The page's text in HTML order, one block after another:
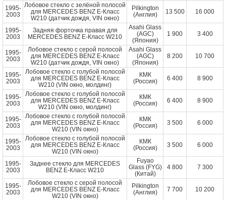
1995-
2003
Лобовое стекло с зелёной полосой
для MERCEDES BENZ E-Класс
W210 (датчик дождя, VIN окно)
Pilkington
(Англия)
13 500 16 000
1995-
2003
Задняя форточка правая для
MERCEDES BENZ E-Класс W210
Asahi Glass
(AGC)
(Япония)
1 900 3 400
1995-
2003
Лобовое стекло с серой полосой
для MERCEDES BENZ E-Класс
W210 (датчик дождя, VIN окно)
Asahi Glass
(AGC)
(Япония)
8 200 10 700
1995-
2003
Лобовое стекло с голубой полосой
для MERCEDES BENZ E-Класс
W210 (VIN окно, молдинг)
КМК
(Россия)
6 400 8 900
1995-
2003
Лобовое стекло с голубой полосой
для MERCEDES BENZ E-Класс
W210 (VIN окно, молдинг)
КМК
(Россия)
6 400 8 900
1995-
2003
Лобовое стекло с голубой полосой
для MERCEDES BENZ E-Класс
W210 (VIN окно)
КМК
(Россия)
3 500 6 000
1995-
2003
Лобовое стекло с голубой полосой
для MERCEDES BENZ E-Класс
W210 (VIN окно)
КМК
(Россия)
3 500 6 000
1995-
2003
Заднее стекло для MERCEDES
BENZ E-Класс W210
Fuyao
Glass (FYG)
(Китай)
4 800 7 300
1995-
2003
Лобовое стекло с серой полосой
для MERCEDES BENZ E-Класс
W210 (VIN окно)
Pilkington
(Англия)
7 700 10 200